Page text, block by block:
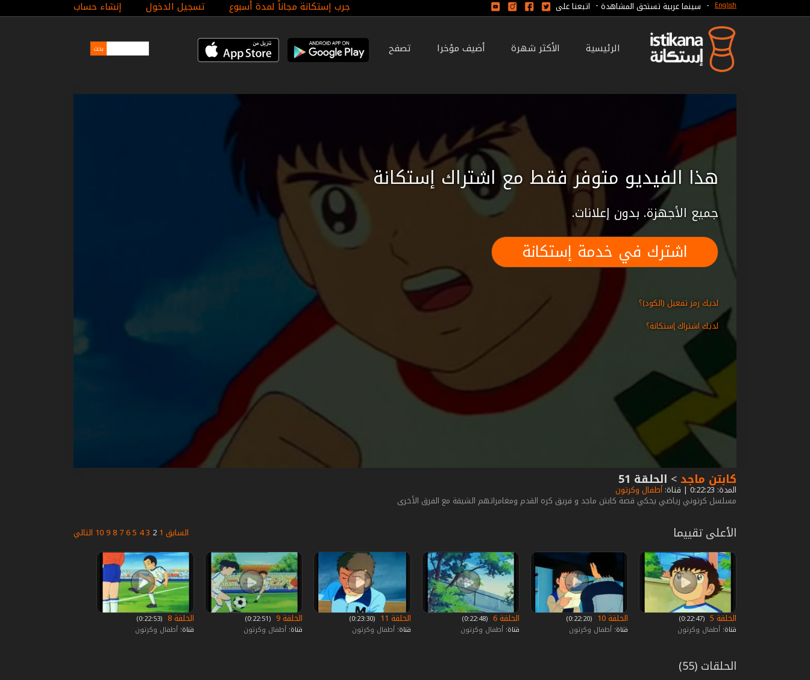
جرب إستكانة مجاناً لمدة أسبوع تسجيل الدخول إنشاء حساب English
- سينما عربية تستحق المشاهدة - اتبعنا على
الرئيسية الأكثر شهرة أضيف مؤخرا تصفح
هذا الفيديو متوفر فقط مع اشتراك إستكانة
جميع الأجهزة. بدون إعلانات.
اشترك في خدمة إستكانة
لديك رمز تفعيل (الكود)؟
لديك اشتراك إستكانة؟
كابتن ماجد > الحلقة 51
المدة: 0:22:23 | قناة: أطفال وكرتون
مسلسل كرتوني رياضي يحكي قصة كابتن ماجد و فريق كره القدم ومغامراتهم الشيقة مع الفرق الأخرى
السابق 1
2
3
4
5
6
7
8
9
10 التالي الأعلى تقييما
الحلقة 5
‏ (0:22:47)
قناة: أطفال وكرتون
الحلقة 10
‏ (0:22:20)
قناة: أطفال وكرتون
الحلقة 6
‏ (0:22:48)
قناة: أطفال وكرتون
الحلقة 11
‏ (0:23:30)
قناة: أطفال وكرتون
الحلقة 9
‏ (0:22:51)
قناة: أطفال وكرتون
الحلقة 8
‏ (0:22:53)
قناة: أطفال وكرتون
الحلقات (55)